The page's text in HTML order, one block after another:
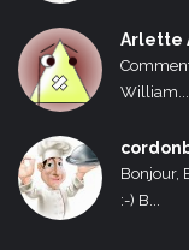
Arlette
William...
Bonjour,
:-) B...